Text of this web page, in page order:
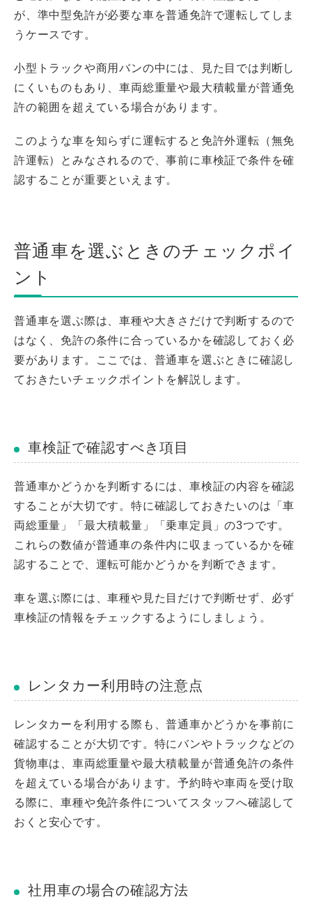
が、準中型免許が必要な車を普通免許で運転してしま
うケースです。
小型トラックや商用バンの中には、見た目では判断し
にくいものもあり、車両総重量や最大積載量が普通免
許の範囲を超えている場合があります。
このような車を知らずに運転すると免許外運転（無免
許運転）とみなされるので、事前に車検証で条件を確
認することが重要といえます。
普通車を選ぶときのチェックポイ
ント
普通車を選ぶ際は、車種や大きさだけで判断するので
はなく、免許の条件に合っているかを確認しておく必
要があります。ここでは、普通車を選ぶときに確認し
ておきたいチェックポイントを解説します。
車検証で確認すべき項目
普通車かどうかを判断するには、車検証の内容を確認
することが大切です。特に確認しておきたいのは「車
両総重量」「最大積載量」「乗車定員」の3つです。
これらの数値が普通車の条件内に収まっているかを確
認することで、運転可能かどうかを判断できます。
車を選ぶ際には、車種や見た目だけで判断せず、必ず
車検証の情報をチェックするようにしましょう。
レンタカー利用時の注意点
レンタカーを利用する際も、普通車かどうかを事前に
確認することが大切です。特にバンやトラックなどの
貨物車は、車両総重量や最大積載量が普通免許の条件
を超えている場合があります。予約時や車両を受け取
る際に、車種や免許条件についてスタッフへ確認して
おくと安心です。
社用車の場合の確認方法